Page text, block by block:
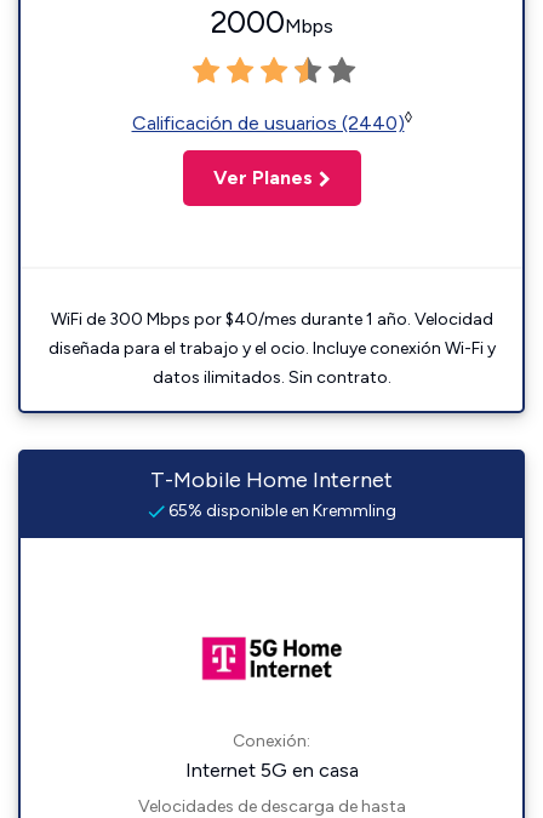
2000Mbps
Calificación de usuarios (2440)◊
Ver Planes
WiFi de 300 Mbps por $40/mes durante 1 año. Velocidad
diseñada para el trabajo y el ocio. Incluye conexión Wi-Fi y
datos ilimitados. Sin contrato.
T-Mobile Home Internet
65% disponible en Kremmling
Conexión:
Internet 5G en casa
Velocidades de descarga de hasta